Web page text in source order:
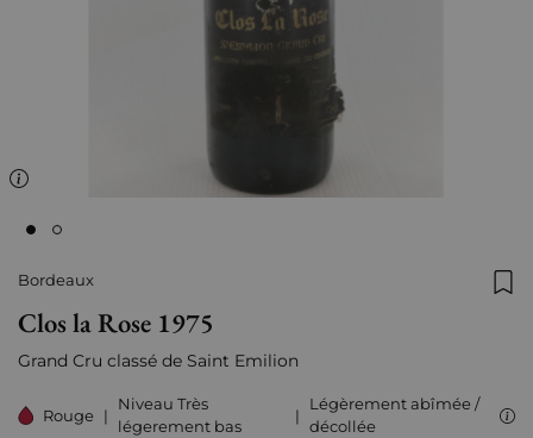
Bordeaux
Clos la Rose 1975
Grand Cru classé de Saint Emilion
Rouge |
Niveau Très
légerement bas
|
Légèrement abîmée /
décollée